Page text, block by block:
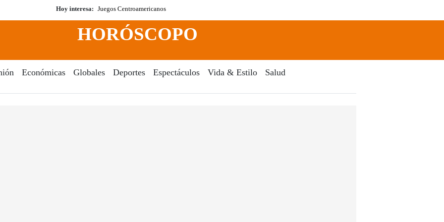
Hoy interesa: Juegos Centroamericanos
Search
HORÓSCOPO
Económicas Globales Deportes Espectáculos Vida & Estilo Salud